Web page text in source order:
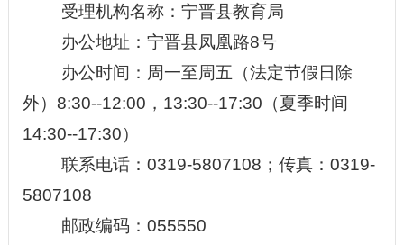
受理机构名称：宁晋县教育局
办公地址：宁晋县凤凰路8号
办公时间：周一至周五（法定节假日除
外）8:30--12:00，13:30--17:30（夏季时间
14:30--17:30）
联系电话：0319-5807108；传真：0319-
5807108
邮政编码：055550